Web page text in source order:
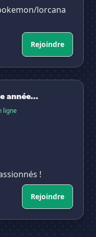
lorcana
Rejoindre
année...
ligne
!
Rejoindre